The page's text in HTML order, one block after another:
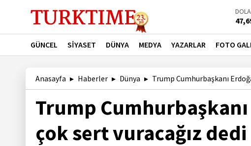
BIST-
GÜNCEL SİYASET DÜNYA MEDYA YAZARLAR FOTO
Anasayfa Haberler Dünya Trump Cumhurbaşkanı
Trump
çok sert vuracağız dedi